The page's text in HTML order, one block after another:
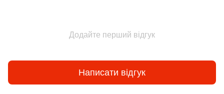
Додайте перший відгук
Написати відгук